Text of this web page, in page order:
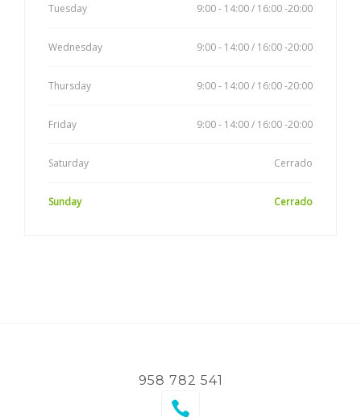
Tuesday 9:00 - 14:00 / 16:00 -20:00
Wednesday 9:00 - 14:00 / 16:00 -20:00
Thursday 9:00 - 14:00 / 16:00 -20:00
Friday 9:00 - 14:00 / 16:00 -20:00
Saturday Cerrado
Sunday Cerrado
958 782 541